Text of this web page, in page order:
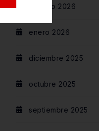
febrero 2026
enero 2026
diciembre 2025
octubre 2025
septiembre 2025